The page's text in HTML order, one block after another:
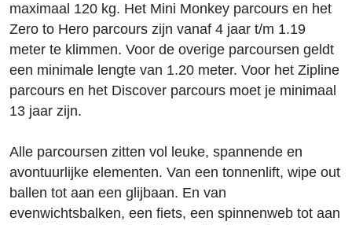
maximaal 120 kg. Het Mini Monkey parcours en het
Zero to Hero parcours zijn vanaf 4 jaar t/m 1.19
meter te klimmen. Voor de overige parcoursen geldt
een minimale lengte van 1.20 meter. Voor het Zipline
parcours en het Discover parcours moet je minimaal
13 jaar zijn.
Alle parcoursen zitten vol leuke, spannende en
avontuurlijke elementen. Van een tonnenlift, wipe out
ballen tot aan een glijbaan. En van
evenwichtsbalken, een fiets, een spinnenweb tot aan